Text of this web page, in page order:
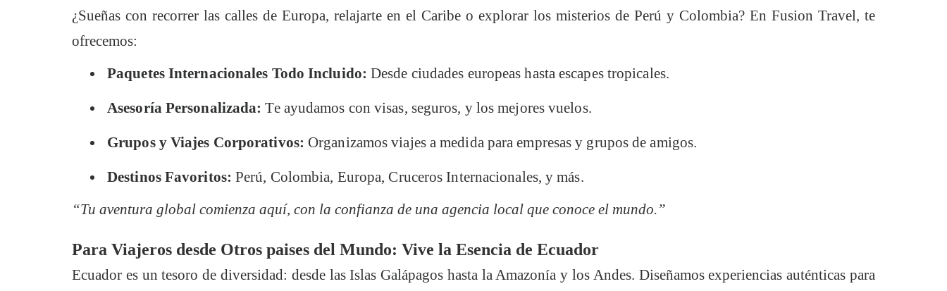
¿Sueñas con recorrer las calles de Europa, relajarte en el Caribe o explorar los misterios de Perú y Colombia? En Fusion Travel, te
ofrecemos:
Paquetes Internacionales Todo Incluido: Desde ciudades europeas hasta escapes tropicales.
Asesoría Personalizada: Te ayudamos con visas, seguros, y los mejores vuelos.
Grupos y Viajes Corporativos: Organizamos viajes a medida para empresas y grupos de amigos.
Destinos Favoritos: Perú, Colombia, Europa, Cruceros Internacionales, y más.
“Tu aventura global comienza aquí, con la confianza de una agencia local que conoce el mundo.”
Para Viajeros desde Otros paises del Mundo: Vive la Esencia de Ecuador
Ecuador es un tesoro de diversidad: desde las Islas Galápagos hasta la Amazonía y los Andes. Diseñamos experiencias auténticas para